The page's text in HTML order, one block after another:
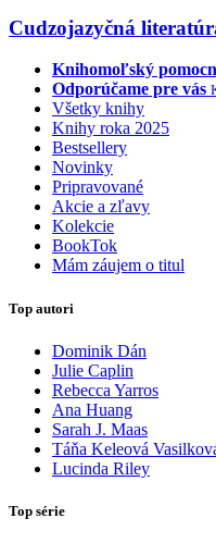
Cudzojazyčná
Knihomoľský
Odporúčame pre vás
Všetky knihy
Knihy roka 2025
Bestsellery
Novinky
Pripravované
Akcie a zľavy
Kolekcie
BookTok
Mám záujem o titul
Top autori
Dominik Dán
Julie Caplin
Rebecca Yarros
Ana Huang
Sarah J. Maas
Táňa Keleová
Lucinda Riley
Top série